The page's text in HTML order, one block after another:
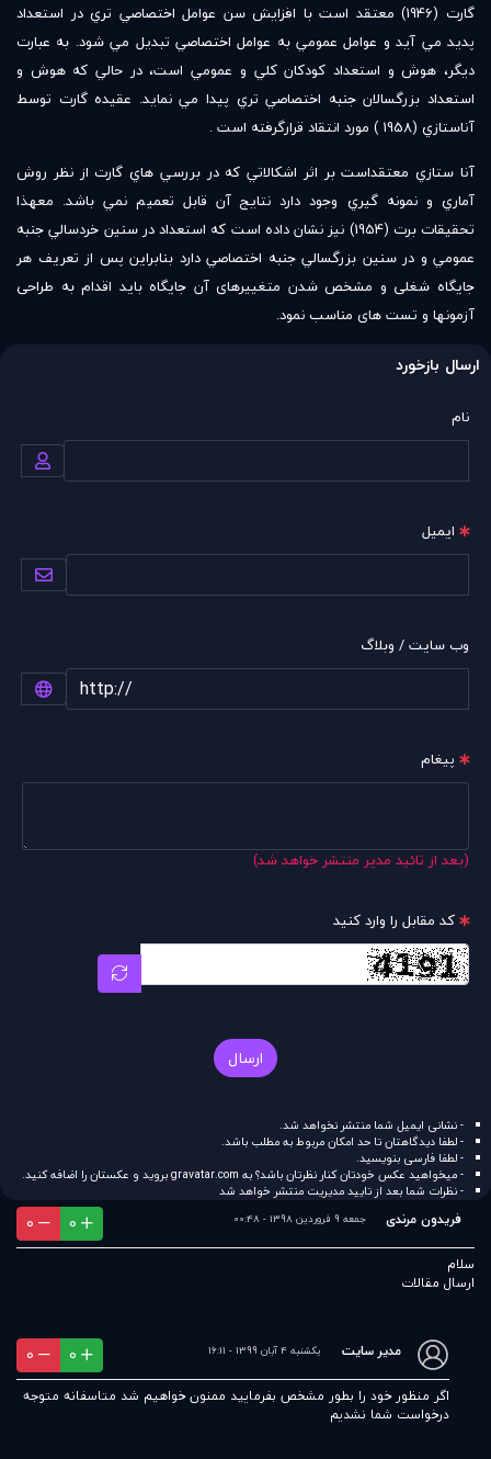
گارت (1946) معتقد است با افزايش سن عوامل اختصاصي تري در استعداد
پديد مي آيد و عوامل عمومي به عوامل اختصاصي تبديل مي شود. به عبارت
ديگر، هوش و استعداد كودكان كلي و عمومي است، در حالي كه هوش و
استعداد بزرگسالان جنبه اختصاصي تري پيدا مي نمايد. عقيده گارت توسط
آناستازي (1958 ) مورد انتقاد قرارگرفته است .
آنا ستازي معتقداست بر اثر اشكالاتي كه در بررسي هاي گارت از نظر روش
آماري و نمونه گيري وجود دارد نتايج آن قابل تعميم نمي باشد. معهذا
تحقيقات برت (1954) نيز نشان داده است كه استعداد در سنين خردسالي جنبه
عمومي و در سنين بزرگسالي جنبه اختصاصي دارد بنابراین پس از تعریف هر
جایگاه شغلی و مشخص شدن متغییرهای آن جایگاه باید اقدام به طراحی
آزمونها و تست های مناسب نمود.
ارسال بازخورد
نام
ایمیل
وب سایت / وبلاگ
پیغام
(بعد از تائید مدیر منتشر خواهد شد)
کد مقابل را وارد کنید
ارسال
- نشانی ایمیل شما منتشر نخواهد شد.
- لطفا دیدگاهتان تا حد امکان مربوط به مطلب باشد.
- لطفا فارسی بنویسید.
- میخواهید عکس خودتان کنار نظرتان باشد؟ به gravatar.comبروید و عکستان را اضافه کنید.
- نظرات شما بعد از تایید مدیریت منتشر خواهد شد
فریدون مرندی جمعه 9 فروردین 1398 - 00:48 0
0
سلام
ارسال مقالات
مدير سايت یکشنبه 4 آبان 1399 - 16:11 0
0
اگر منظور خود را بطور مشخص بفرمایید ممنون خواهیم شد متاسفانه متوجه
درخواست شما نشدیم